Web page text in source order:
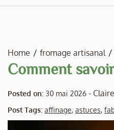
Home fromage artisanal
Comment
Posted on: 30 mai 2026 -
Post Tags: affinage, astuces,